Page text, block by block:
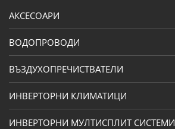
АКСЕСОАРИ
ВОДОПРОВОДИ
ВЪЗДУХОПРЕЧИСТВАТЕЛИ
ИНВЕРТОРНИ КЛИМАТИЦИ
ИНВЕРТОРНИ МУЛТИСПЛИТ СИСТЕМИ